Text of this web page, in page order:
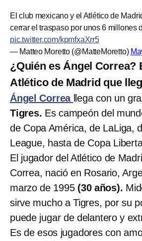
El club mexicano y el Atlético de
cerrar el traspaso por unos 6 millones
pic.twitter.com/kpmfxaXrr5
— Matteo Moretto (@MatteMoretto)
¿Quién es Ángel Correa?
Atlético de Madrid que
Ángel Correa llega con un
Tigres. Es campeón del
de Copa América, de LaLiga,
League, hasta de Copa
El jugador del Atlético de
Correa, nació en Rosario,
marzo de 1995 (30 años).
sirve mucho a Tigres, por su
puede jugar de delantero y
Es de esos jugadores con